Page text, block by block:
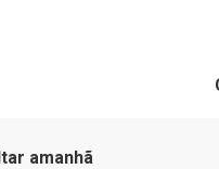
amanhã